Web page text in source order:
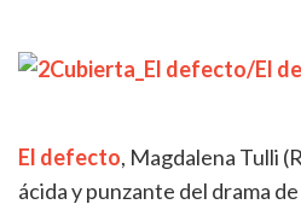
El defecto, Magdalena Tulli
ácida y punzante del drama